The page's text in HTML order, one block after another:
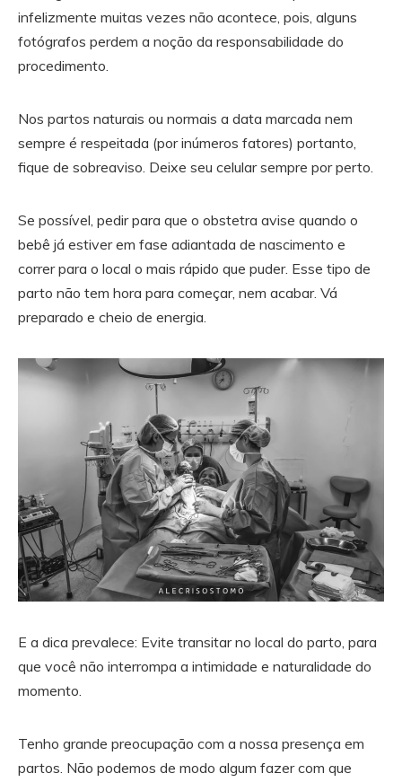
infelizmente muitas vezes não acontece, pois, alguns
fotógrafos perdem a noção da responsabilidade do
procedimento.
Nos partos naturais ou normais a data marcada nem
sempre é respeitada (por inúmeros fatores) portanto,
fique de sobreaviso. Deixe seu celular sempre por perto.
Se possível, pedir para que o obstetra avise quando o
bebê já estiver em fase adiantada de nascimento e
correr para o local o mais rápido que puder. Esse tipo de
parto não tem hora para começar, nem acabar. Vá
preparado e cheio de energia.
E a dica prevalece: Evite transitar no local do parto, para
que você não interrompa a intimidade e naturalidade do
momento.
Tenho grande preocupação com a nossa presença em
partos. Não podemos de modo algum fazer com que